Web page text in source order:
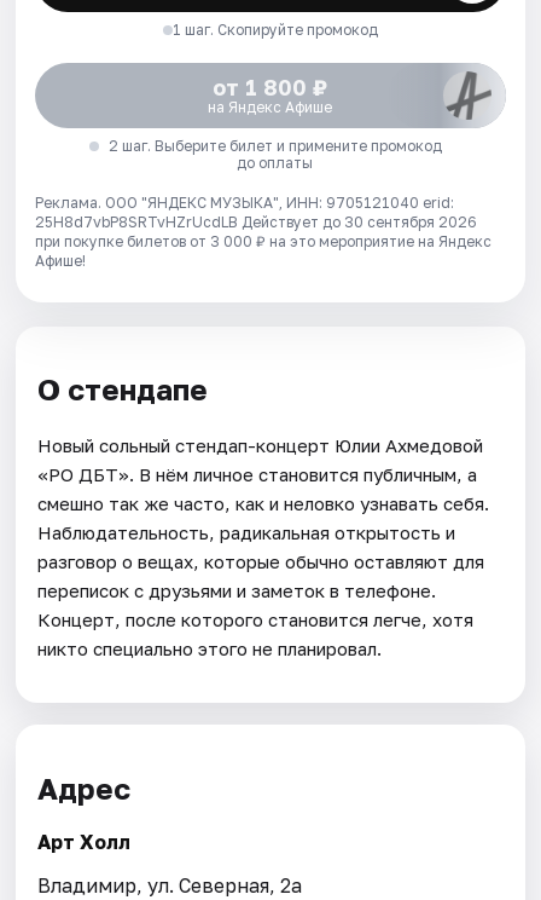
1 шаг. Скопируйте промокод
от 1 800 ₽
на Яндекс Афише
2 шаг. Выберите билет и примените промокод
до оплаты
Реклама. ООО "ЯНДЕКС МУЗЫКА", ИНН: 9705121040 erid:
25H8d7vbP8SRTvHZrUcdLB Действует до 30 сентября 2026
при покупке билетов от 3 000 ₽ на это мероприятие на Яндекс
Афише!
О стендапе
Новый сольный стендап-концерт Юлии Ахмедовой
«РО ДБТ». В нём личное становится публичным, а
смешно так же часто, как и неловко узнавать себя.
Наблюдательность, радикальная открытость и
разговор о вещах, которые обычно оставляют для
переписок с друзьями и заметок в телефоне.
Концерт, после которого становится легче, хотя
никто специально этого не планировал.
Адрес
Арт Холл
Владимир, ул. Северная, 2а